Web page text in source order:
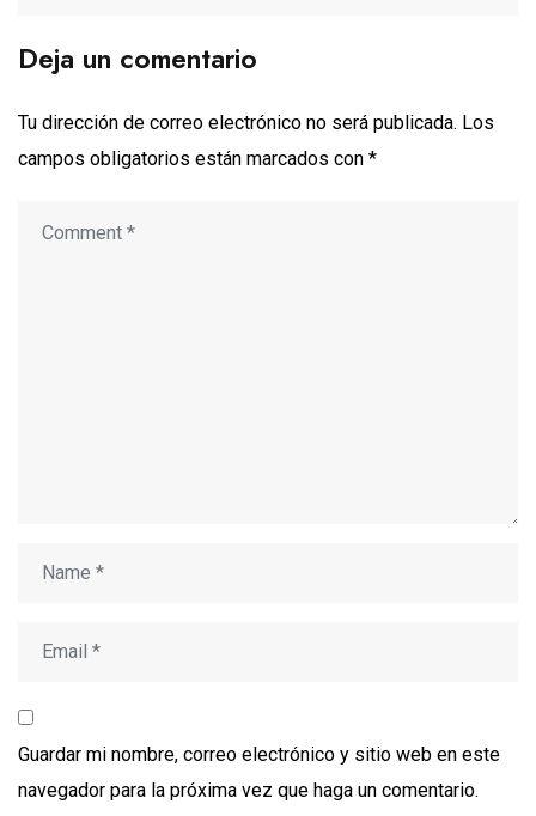
Deja un comentario
Tu dirección de correo electrónico no será publicada. Los
campos obligatorios están marcados con *
Guardar mi nombre, correo electrónico y sitio web en este
navegador para la próxima vez que haga un comentario.